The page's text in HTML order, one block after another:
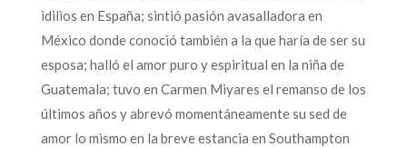
idilios en España; sintió pasión avasalladora en
México donde conoció también a la que haría de ser su
esposa; halló el amor puro y espiritual en la niña de
Guatemala; tuvo en Carmen Miyares el remanso de los
últimos años y abrevó momentáneamente su sed de
amor lo mismo en la breve estancia en Southampton